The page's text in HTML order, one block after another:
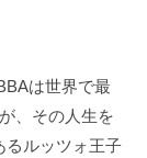
は世界で最
、その人生を
るルッツォ王子